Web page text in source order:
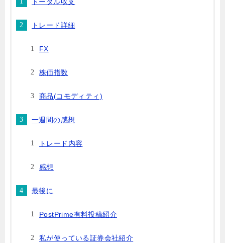
トレード詳細
FX
株価指数
商品(コモディティ)
一週間の感想
トレード内容
感想
最後に
PostPrime有料投稿紹介
私が使っている証券会社紹介